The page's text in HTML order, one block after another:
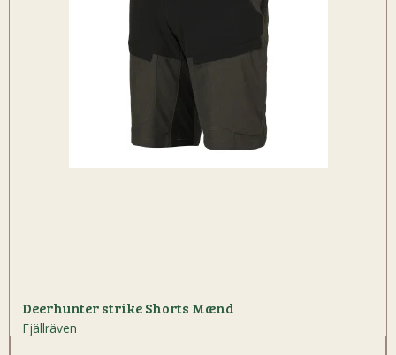
Deerhunter strike Shorts Mænd
Fjällräven